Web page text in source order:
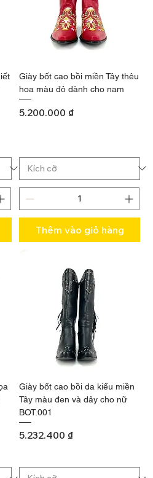
Giày bốt cao bồi miền Tây thêu
hoa màu đỏ dành cho nam
Giá
5.200.000 ₫
Thêm vào giỏ hàng
Giày bốt cao bồi da kiểu miền
Tây màu đen và dây cho nữ
BOT.001
Giá
5.232.400 ₫